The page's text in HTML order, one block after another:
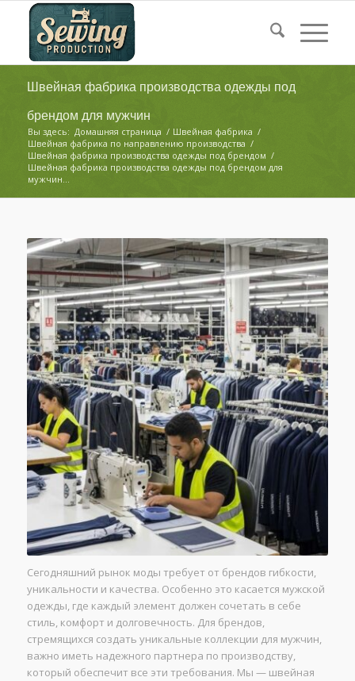
Швейная фабрика производства одежды под
брендом для мужчин
Вы здесь: Домашняя страница / Швейная фабрика /
Швейная фабрика по направлению производства /
Швейная фабрика производства одежды под брендом /
Швейная фабрика производства одежды под брендом для
мужчин...
Сегодняшний рынок моды требует от брендов гибкости,
уникальности и качества. Особенно это касается мужской
одежды, где каждый элемент должен сочетать в себе
стиль, комфорт и долговечность. Для брендов,
стремящихся создать уникальные коллекции для мужчин,
важно иметь надежного партнера по производству,
который обеспечит все эти требования. Мы — швейная